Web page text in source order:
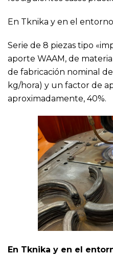
En Tknika y en el
Serie de 8 piezas tipo
aporte WAAM, de
de fabricación nominal de
kg/hora) y un factor de
aproximadamente, 40%.
En Tknika y en el